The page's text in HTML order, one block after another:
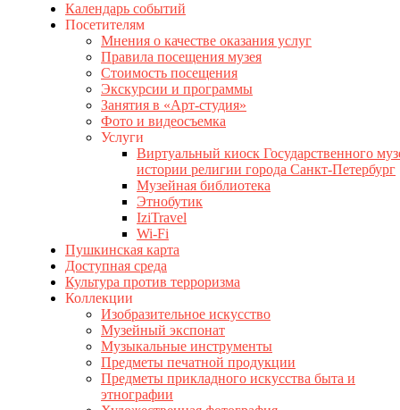
Календарь событий
Посетителям
Мнения о качестве оказания услуг
Правила посещения музея
Стоимость посещения
Экскурсии и программы
Занятия в «Арт-студия»
Фото и видеосъемка
Услуги
Виртуальный киоск Государственного
истории религии города Санкт-Петербург
Музейная библиотека
Этнобутик
IziTravel
Wi-Fi
Пушкинская карта
Доступная среда
Культура против терроризма
Коллекции
Изобразительное искусство
Музейный экспонат
Музыкальные инструменты
Предметы печатной продукции
Предметы прикладного искусства быта и
этнографии